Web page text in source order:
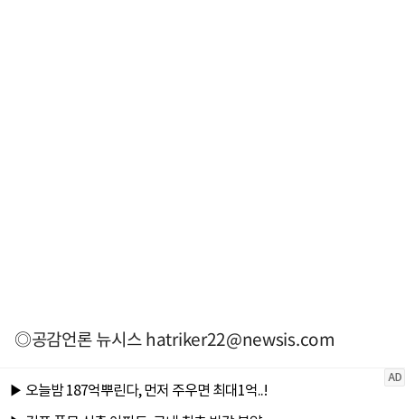
◎공감언론 뉴시스hatriker22@newsis.com